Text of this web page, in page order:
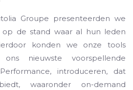
Groupe presenteerden we
op de stand waar al hun leden
konden we onze tools
nieuwste voorspellende
introduceren, dat
waaronder on-demand